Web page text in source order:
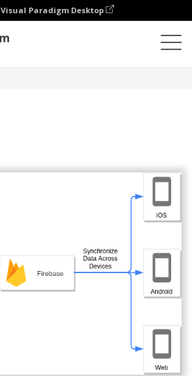
Visual Paradigm Desktop